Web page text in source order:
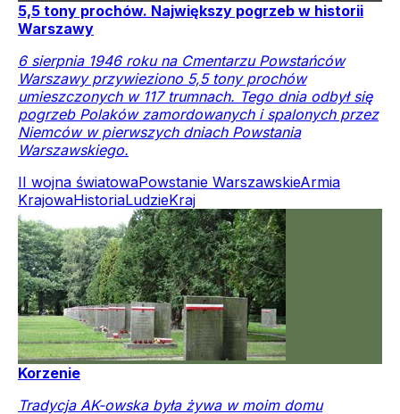
5,5 tony prochów. Największy pogrzeb w historii
Warszawy
6 sierpnia 1946 roku na Cmentarzu Powstańców
Warszawy przywieziono 5,5 tony prochów
umieszczonych w 117 trumnach. Tego dnia odbył się
pogrzeb Polaków zamordowanych i spalonych przez
Niemców w pierwszych dniach Powstania
Warszawskiego.
II wojna światowaPowstanie WarszawskieArmia
KrajowaHistoriaLudzieKraj
Korzenie
Tradycja AK-owska była żywa w moim domu